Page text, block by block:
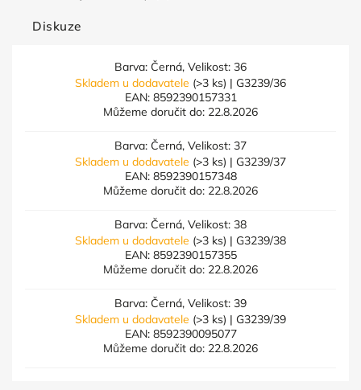
Diskuze
Barva: Černá, Velikost: 36
Skladem u dodavatele (>3 ks) | G3239/36
EAN: 8592390157331
Můžeme doručit do: 22.8.2026
Barva: Černá, Velikost: 37
Skladem u dodavatele (>3 ks) | G3239/37
EAN: 8592390157348
Můžeme doručit do: 22.8.2026
Barva: Černá, Velikost: 38
Skladem u dodavatele (>3 ks) | G3239/38
EAN: 8592390157355
Můžeme doručit do: 22.8.2026
Barva: Černá, Velikost: 39
Skladem u dodavatele (>3 ks) | G3239/39
EAN: 8592390095077
Můžeme doručit do: 22.8.2026